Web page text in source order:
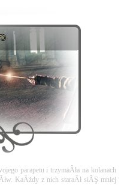
parapetu i trzymaÂła na kolanach
KaÂżdy z nich staraÂł siĂŞ mniej